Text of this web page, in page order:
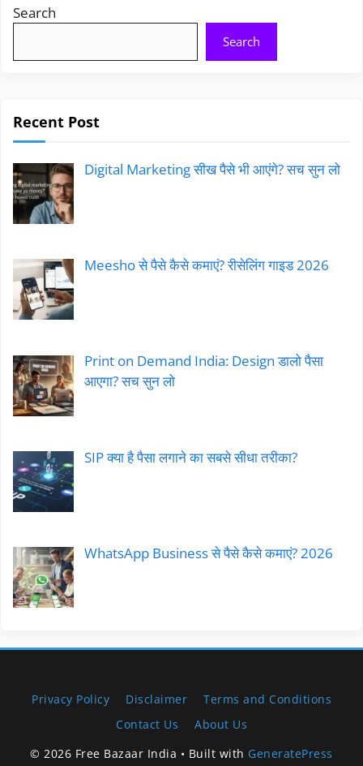
Search
Search
Recent Post
Digital Marketing सीख पैसे भी आएंगे? सच सुन लो
Meesho से पैसे कैसे कमाएं? रीसेलिंग गाइड 2026
Print on Demand India: Design डालो पैसा
आएगा? सच सुन लो
SIP क्या है पैसा लगाने का सबसे सीधा तरीका?
WhatsApp Business से पैसे कैसे कमाएं? 2026
Privacy Policy Disclaimer
Terms and Conditions
Contact Us
About Us
© 2026 Free Bazaar India • Built with GeneratePress